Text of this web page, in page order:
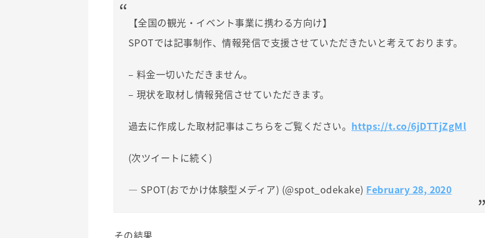
【全国の観光・イベント事業に携わる方向け】
SPOTでは記事制作、情報発信で支援させていただきたいと考えております。
– 料金一切いただきません。
– 現状を取材し情報発信させていただきます。
過去に作成した取材記事はこちらをご覧ください。 https://t.co/6jDTTjZgMl
(次ツイートに続く)
— SPOT(おでかけ体験型メディア) (@spot_odekake) February 28, 2020
その結果